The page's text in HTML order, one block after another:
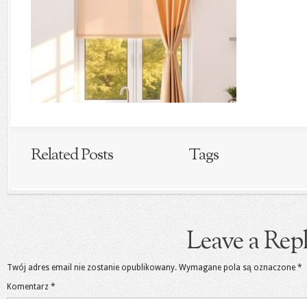
Related Posts Tags
Leave a
Twój adres email nie zostanie opublikowany. Wymagane pola są oznaczone *
Komentarz *